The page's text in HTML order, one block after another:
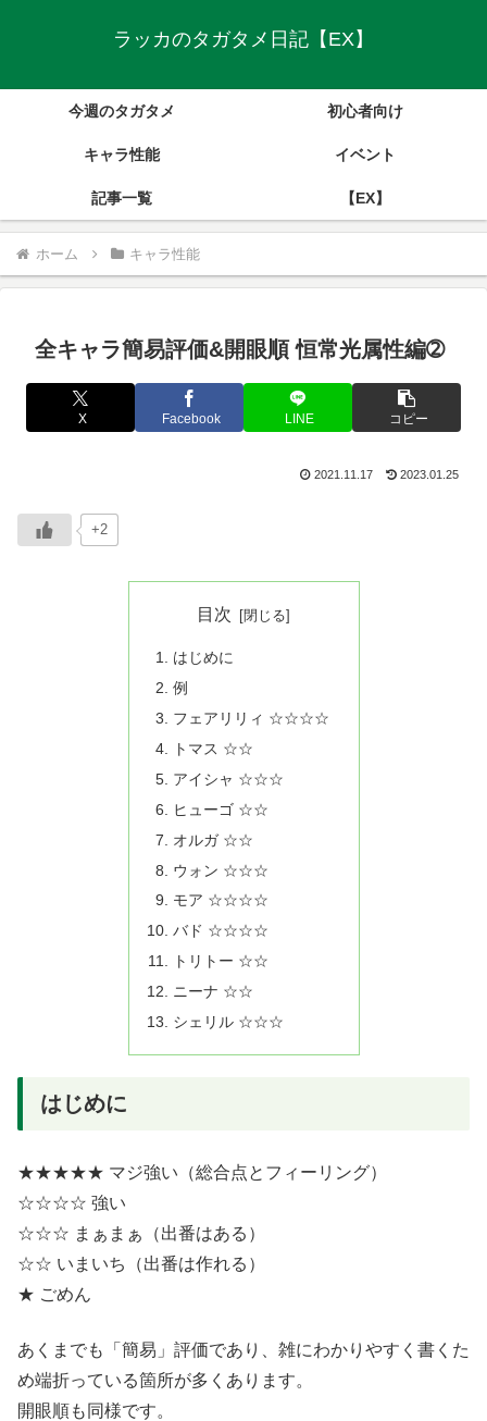
ラッカのタガタメ日記【EX】
今週のタガタメ 初心者向け
キャラ性能 イベント
記事一覧 【EX】
ホーム キャラ性能
全キャラ簡易評価&開眼順 恒常光属性編➁
X Facebook LINE コピー
2021.11.17 2023.01.25
+2
目次
はじめに
例
フェアリリィ ☆☆☆☆
トマス ☆☆
アイシャ ☆☆☆
ヒューゴ ☆☆
オルガ ☆☆
ウォン ☆☆☆
モア ☆☆☆☆
バド ☆☆☆☆
トリトー ☆☆
ニーナ ☆☆
シェリル ☆☆☆
はじめに
★★★★★ マジ強い（総合点とフィーリング）
☆☆☆☆ 強い
☆☆☆ まぁまぁ（出番はある）
☆☆ いまいち（出番は作れる）
★ ごめん
あくまでも「簡易」評価であり、雑にわかりやすく書くた
め端折っている箇所が多くあります。
開眼順も同様です。